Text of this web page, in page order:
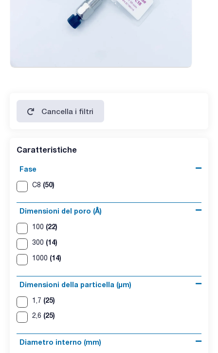
Cancella i filtri
Caratteristiche
Fase
C8 (50)
Dimensioni del poro (Å)
100 (22)
300 (14)
1000 (14)
Dimensioni della particella (μm)
1,7 (25)
2,6 (25)
Diametro interno (mm)